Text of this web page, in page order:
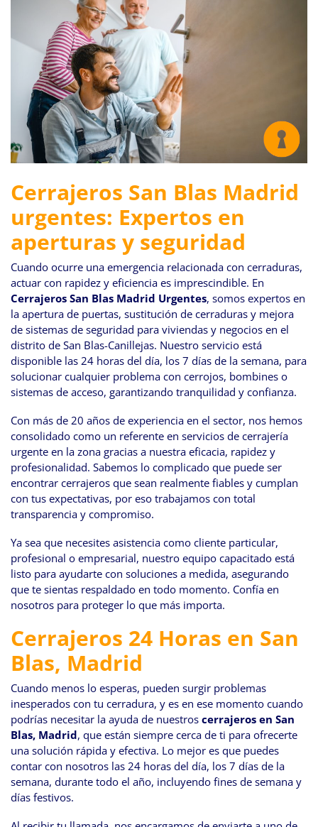
Cerrajeros San Blas Madrid
urgentes: Expertos en
aperturas y seguridad
Cuando ocurre una emergencia relacionada con cerraduras,
actuar con rapidez y eficiencia es imprescindible. En
Cerrajeros San Blas Madrid Urgentes, somos expertos en
la apertura de puertas, sustitución de cerraduras y mejora
de sistemas de seguridad para viviendas y negocios en el
distrito de San Blas-Canillejas. Nuestro servicio está
disponible las 24 horas del día, los 7 días de la semana, para
solucionar cualquier problema con cerrojos, bombines o
sistemas de acceso, garantizando tranquilidad y confianza.
Con más de 20 años de experiencia en el sector, nos hemos
consolidado como un referente en servicios de cerrajería
urgente en la zona gracias a nuestra eficacia, rapidez y
profesionalidad. Sabemos lo complicado que puede ser
encontrar cerrajeros que sean realmente fiables y cumplan
con tus expectativas, por eso trabajamos con total
transparencia y compromiso.
Ya sea que necesites asistencia como cliente particular,
profesional o empresarial, nuestro equipo capacitado está
listo para ayudarte con soluciones a medida, asegurando
que te sientas respaldado en todo momento. Confía en
nosotros para proteger lo que más importa.
Cerrajeros 24 Horas en San
Blas, Madrid
Cuando menos lo esperas, pueden surgir problemas
inesperados con tu cerradura, y es en ese momento cuando
podrías necesitar la ayuda de nuestros cerrajeros en San
Blas, Madrid, que están siempre cerca de ti para ofrecerte
una solución rápida y efectiva. Lo mejor es que puedes
contar con nosotros las 24 horas del día, los 7 días de la
semana, durante todo el año, incluyendo fines de semana y
días festivos.